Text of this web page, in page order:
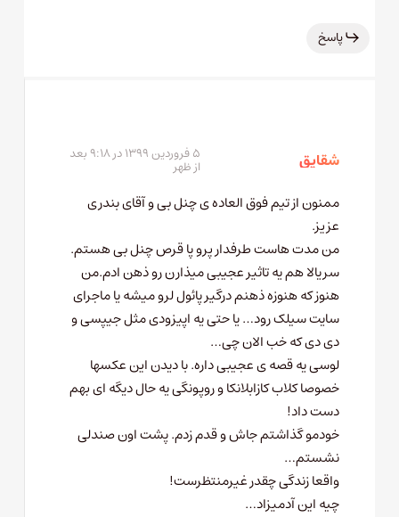
پاسخ
شقایق ۵ فروردین ۱۳۹۹ در ۹:۱۸ بعد
از ظهر
ممنون از تیم فوق العاده ی چنل بی و آقای بندری
عزیز.
من مدت هاست طرفدار پرو پا قرص چنل بی هستم.
سریالا هم یه تاثیر عجیبی میذارن رو ذهن ادم.من
هنوز که هنوزه ذهنم درگیر پائول لرو میشه یا ماجرای
سایت سیلک رود… یا حتی یه اپیزودی مثل جیپسی و
دی دی که خب الان چی…
لوسی یه قصه ی عجیبی داره. با دیدن این عکسها
خصوصا کلاب کازابلانکا و روپونگی یه حال دیگه ای بهم
دست داد!
خودمو گذاشتم جاش و قدم زدم. پشت اون صندلی
نشستم…
واقعا زندگی چقدر غیرمنتظرست!
چیه این آدمیزاد…